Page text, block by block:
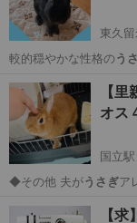
東久
較的穏やかな性格のう
東京 東久留米市
【
オス
国立駅
◆その他 夫がうさぎ
国立市 国
【